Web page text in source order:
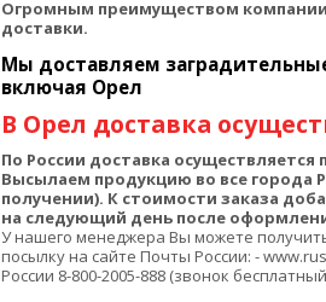
Огромным преимуществом
доставки.
Мы доставляем
включая Орел
В Орел доставка
По России доставка
Высылаем продукцию во все города
получении). К стоимости заказа
на следующий день после
У нашего менеджера Вы можете
посылку на сайте Почты России: -
России 8-800-2005-888 (звонок